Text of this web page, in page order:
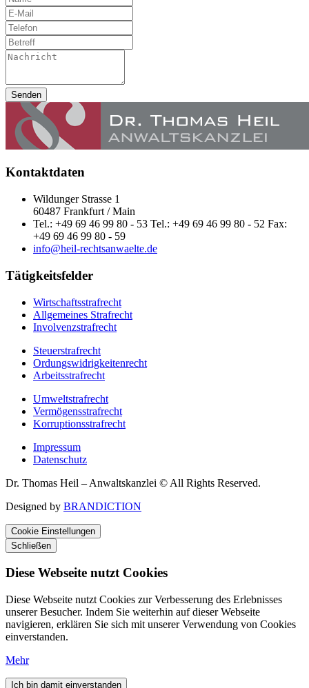
Senden
Kontaktdaten
Wildunger Strasse 1
60487 Frankfurt / Main
Tel.: +49 69 46 99 80 - 53 Tel.: +49 69 46 99 80 - 52 Fax:
+49 69 46 99 80 - 59
info@heil-rechtsanwaelte.de
Tätigkeitsfelder
Wirtschaftsstrafrecht
Allgemeines Strafrecht
Involvenzstrafrecht
Steuerstrafrecht
Ordungswidrigkeitenrecht
Arbeitsstrafrecht
Umweltstrafrecht
Vermögensstrafrecht
Korruptionsstrafrecht
Impressum
Datenschutz
Dr. Thomas Heil – Anwaltskanzlei © All Rights Reserved.
Designed by BRANDICTION
Cookie Einstellungen
Schließen
Diese Webseite nutzt Cookies
Diese Webseite nutzt Cookies zur Verbesserung des Erlebnisses
unserer Besucher. Indem Sie weiterhin auf dieser Webseite
navigieren, erklären Sie sich mit unserer Verwendung von Cookies
einverstanden.
Mehr